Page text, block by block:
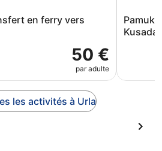
en ferry vers
50 €
par adulte
les activités à Urla